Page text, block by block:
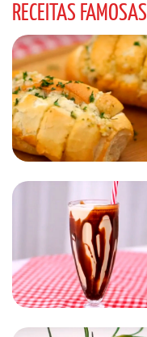
RECEITAS FAMOSAS